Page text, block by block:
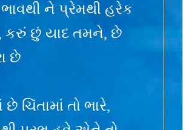
ને પ્રેમથી હરેક
કરું છું યાદ તમને, છે
છે
છે ચિંતામાં તો ભારે,